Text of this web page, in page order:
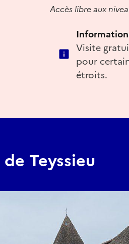
Accès libre aux
Visite
pour
étroits.
Teyssieu